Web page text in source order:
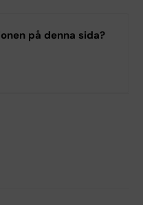
på denna sida?